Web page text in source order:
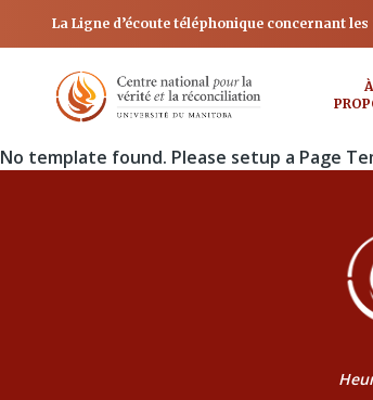
La Ligne d’écoute téléphonique concernant
À
No template found. Please setup a Page